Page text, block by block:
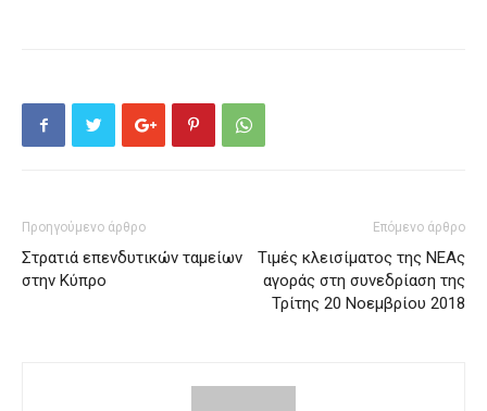
Προηγούμενο άρθρο
Στρατιά επενδυτικών ταμείων
στην Κύπρο
Επόμενο άρθρο
Τιμές κλεισίματος της ΝΕΑς
αγοράς στη συνεδρίαση της
Τρίτης 20 Νοεμβρίου 2018